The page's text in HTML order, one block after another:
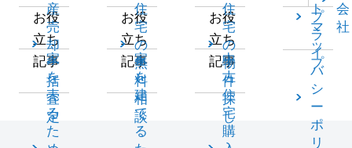
産
売
却
一
括
査
定
お役
立ち
記事
家
を
売
る
た
住
宅
の
無
料
相
談
お役
立ち
記事
家
を
建
て
る
住
宅
の
物
件
探
し
お役
立ち
記事
中
古
住
宅
購
ト
マ
ッ
プ
会
社
プ
ラ
イ
バ
シ
ー
ポ
リ